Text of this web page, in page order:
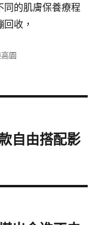
同的肌膚保養療程
收，
園
自由搭配影